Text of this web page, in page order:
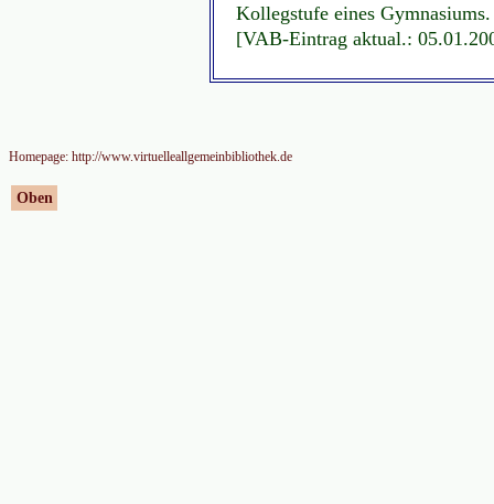
Kollegstufe eines
[VAB-Eintrag aktual.:
Homepage: http://www.virtuelleallgemeinbibliothek.de
Oben